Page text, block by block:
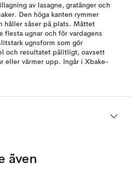
av lasagne, gratänger och
Den höga kanten rymmer
håller såser på plats. Måttet
flesta ugnar och för vardagens
ugnsform som gör
och resultatet pålitligt, oavsett
eller värmer upp. Ingår i Xbake-
även